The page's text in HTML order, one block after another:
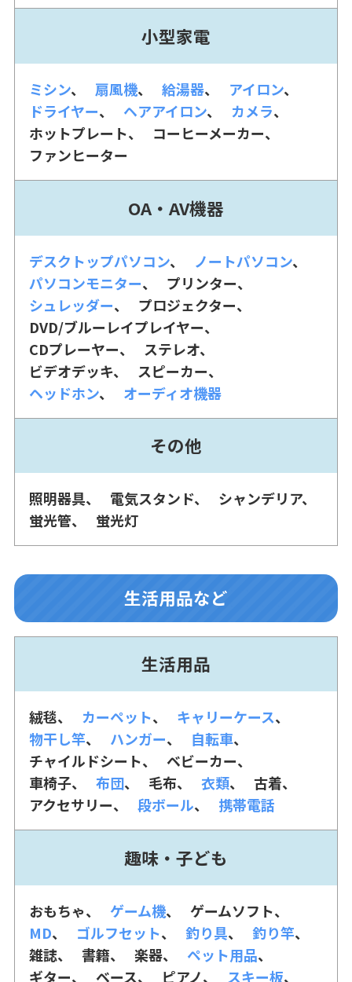
小型家電
ミシン 扇風機 給湯器
アイロン
ドライヤー
ヘアアイロン
カメラ
ホットプレート
コーヒーメーカー
ファンヒーター
OA・AV機器
デスクトップパソコン
ノートパソコン
パソコンモニター
プリンター
シュレッダー
プロジェクター
DVD/ブルーレイプレイヤー
CDプレーヤー
ステレオ
ビデオデッキ
スピーカー
ヘッドホン
オーディオ機器
その他
照明器具 電気スタンド
シャンデリア
蛍光管
蛍光灯
生活用品など
生活用品
絨毯 カーペット
キャリーケース
物干し竿
ハンガー
自転車
チャイルドシート
ベビーカー
車椅子
布団 毛布 衣類
古着
アクセサリー
段ボール 携帯電話
趣味・子ども
おもちゃ ゲーム機
ゲームソフト
MD
ゴルフセット 釣り具
釣り竿
雑誌
書籍 楽器
ペット用品
ギター
ベース ピアノ スキー板